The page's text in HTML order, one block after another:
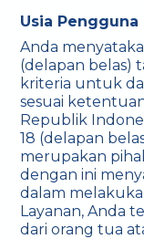
Usia Pengguna
Anda
(delapan belas)
kriteria untuk
sesuai
Republik
18 (delapan
merupakan
dengan ini
dalam
Layanan, Anda
dari orang tua